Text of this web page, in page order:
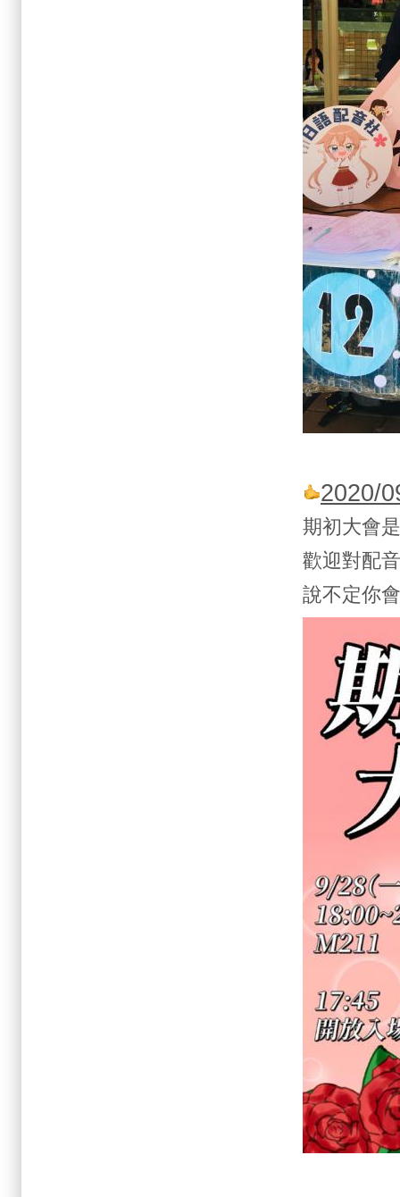
2020/
期初大會
歡迎對配
說不定你